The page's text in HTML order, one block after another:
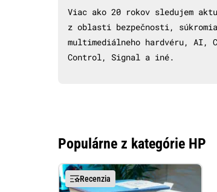
Viac ako 20 rokov sledujem
z oblasti bezpečnosti,
multimediálneho hardvéru, AI,
Control, Signal a iné.
Populárne z kategórie HP
Recenzia